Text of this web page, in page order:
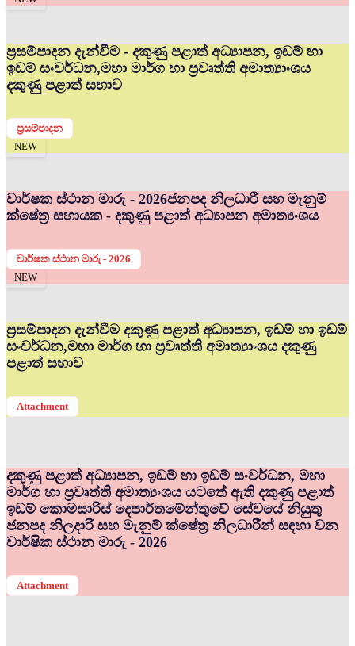
ප්‍රසම්පාදන දැන්වීම - දකුණු පළාත් අධ්‍යාපන, ඉඩම් හා
ඉඩම් සංවර්ධන,මහා මාර්ග හා ප්‍රවෘත්ති අමාත්‍යාංශය
දකුණු පළාත් සභාව
ප්‍රසම්පාදන
NEW
වාර්ෂක ස්ථාන මාරු - 2026ජනපද නිලධාරී සහ මැනුම්
ක්ෂේත්‍ර සහායක - දකුණු පළාත් අධ්‍යාපන අමාත්‍යංශය
වාර්ෂක ස්ථාන මාරු - 2026
NEW
ප්‍රසම්පාදන දැන්වීම දකුණු පළාත් අධ්‍යාපන, ඉඩම් හා ඉඩම්
සංවර්ධන,මහා මාර්ග හා ප්‍රවෘත්ති අමාත්‍යාංශය දකුණු
පළාත් සභාව
Attachment
දකුණු පළාත් අධ්‍යාපන, ඉඩම් හා ඉඩම් සංවර්ධන, මහා
මාර්ග හා ප්‍රවෘත්ති අමාත්‍යංශය යටතේ ඇති දකුණු පළාත්
ඉඩම් කොමසාරිස් දෙපාර්තමේන්තුවේ සේවයේ නියුතු
ජනපද නිලදාරී සහ මැනුම් ක්ෂේත්‍ර නිලධාරීන් සඳහා වන
වාර්ෂික ස්ථාන මාරු - 2026
Attachment